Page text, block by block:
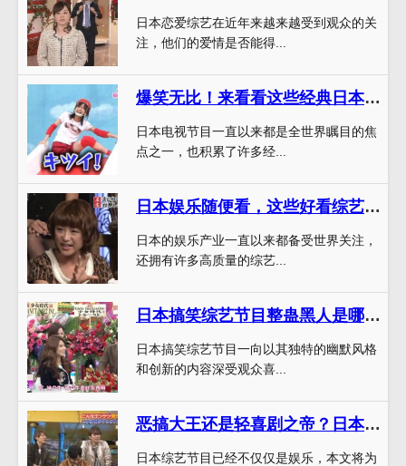
日本恋爱综艺在近年来越来越受到观众的关
注，他们的爱情是否能得...
爆笑无比！来看看这些经典日本电视节目恶搞
日本电视节目一直以来都是全世界瞩目的焦
点之一，也积累了许多经...
日本娱乐随便看，这些好看综艺节目必须一试
日本的娱乐产业一直以来都备受世界关注，
还拥有许多高质量的综艺...
日本搞笑综艺节目整蛊黑人是哪一期，这些搞笑场景竟然被禁播了？
日本搞笑综艺节目一向以其独特的幽默风格
和创新的内容深受观众喜...
恶搞大王还是轻喜剧之帝？日本综艺节目尺度大的小的都有哪些？
日本综艺节目已经不仅仅是娱乐，本文将为